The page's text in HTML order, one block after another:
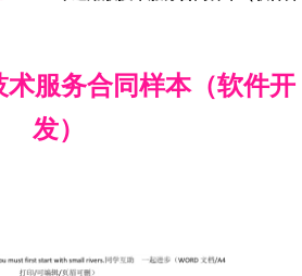
术服务合同样本（软件开
发）